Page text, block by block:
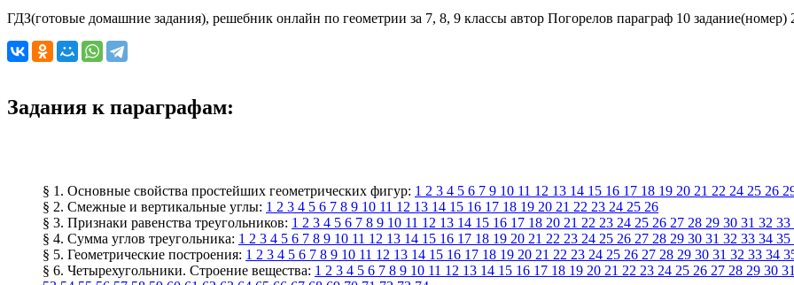
ГДЗ(готовые домашние задания), решебник онлайн по геометрии за 7, 8, 9 классы автор Погорелов параграф 10 задание(номер)
Задания к параграфам:
§ 1. Основные свойства простейших геометрических фигур: 1 2 3 4 5 6 7 9 10 11 12 13 14 15 16 17 18 19 20 21 22 24 25 26
§ 2. Смежные и вертикальные углы: 1 2 3 4 5 6 7 8 9 10 11 12 13 14 15 16 17 18 19 20 21 22 23 24 25 26
§ 3. Признаки равенства треугольников: 1 2 3 4 5 6 7 8 9 10 11 12 13 14 15 16 17 18 20 21 22 23 24 25 26 27 28 29 30 31 32 33
§ 4. Сумма углов треугольника: 1 2 3 4 5 6 7 8 9 10 11 12 13 14 15 16 17 18 19 20 21 22 23 24 25 26 27 28 29 30 31 32 33 34 35
§ 5. Геометрические построения: 1 2 3 4 5 6 7 8 9 10 11 12 13 14 15 16 17 18 19 20 21 22 23 24 25 26 27 28 29 30 31 32 33 34
§ 6. Четырехугольники. Строение вещества: 1 2 3 4 5 6 7 8 9 10 11 12 13 14 15 16 17 18 19 20 21 22 23 24 25 26 27 28 29 30